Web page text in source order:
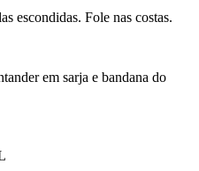
escondidas. Fole nas costas.
em sarja e bandana do